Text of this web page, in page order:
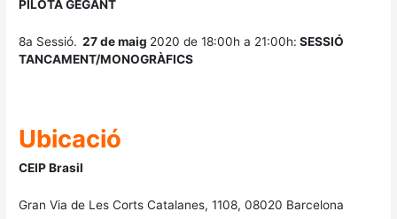
PILOTA GEGANT
8a Sessió. 27 de maig 2020 de 18:00h a 21:00h: SESSIÓ
TANCAMENT/MONOGRÀFICS
Ubicació
CEIP Brasil
Gran Via de Les Corts Catalanes, 1108, 08020 Barcelona